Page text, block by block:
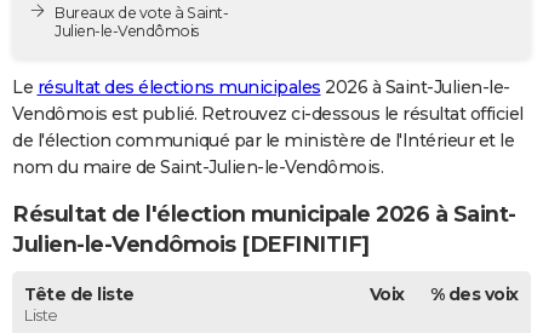
Destinations
City break
Voyage nature
Voyage de noces
Forum
PHOTO
GUIDES D'ACHAT
CARTE DE VOEUX
Carte de Noël
Carte Bonne année
Carte Saint-Valentin
Carte Pâques
Carte d'anniversaire
DICTIONNAIRE
COPAINS D'AVANT
Bureaux de vote à Saint-
Julien-le-Vendômois
Le résultat des élections municipales 2026 à Saint-Julien-le-
Vendômois est publié. Retrouvez ci-dessous le résultat officiel
de l'élection communiqué par le ministère de l'Intérieur et le
nom du maire de Saint-Julien-le-Vendômois.
Résultat de l'élection municipale 2026 à Saint-
Julien-le-Vendômois [DEFINITIF]
Tête de liste
Liste
Voix % des voix